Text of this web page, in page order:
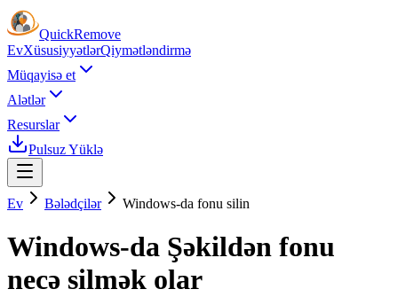
QuickRemove
EvXüsusiyyətlərQiymətləndirmə
Müqayisə et
Alətlər
Resurslar
Pulsuz Yüklə
Ev Bələdçilər Windows-da fonu silin
Windows-da Şəkildən fonu
necə silmək olar